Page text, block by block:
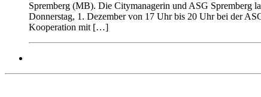
Spremberg (MB). Die Citymanagerin und ASG Spremberg
Donnerstag, 1. Dezember von 17 Uhr bis 20 Uhr bei der
Kooperation mit […]